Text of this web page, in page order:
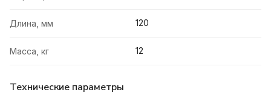
Длина, мм 120
Масса, кг 12
Технические параметры